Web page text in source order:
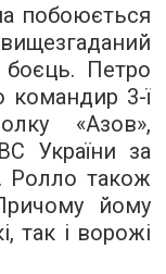
побоюється
Петро
командир 3-ї
«Азов»,
України за
Ролло також
йому
так і ворожі